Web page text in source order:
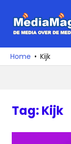
naar
media
over
Home Kijk
Tag: Kijk